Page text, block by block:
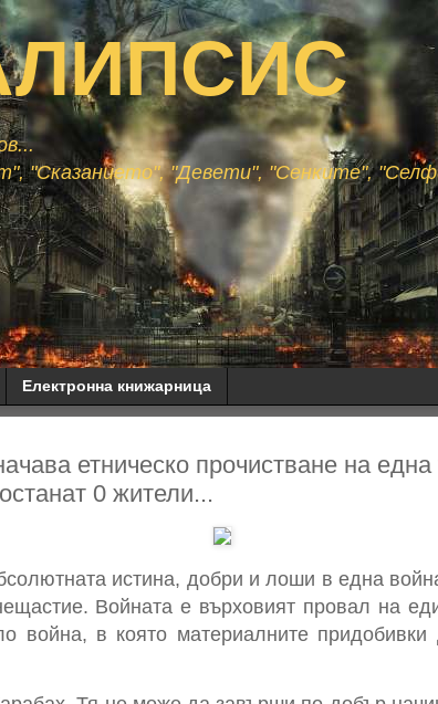
"Сказанието", "Девети", "Сенките",
Електронна книжарница
етническо прочистване на една
0 жители...
истина, добри и лоши в една
Войната е върховият провал на
война, в която материалните придобивки